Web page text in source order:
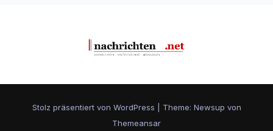
Stolz präsentiert von WordPress
Theme: Newsup von
Themeansar